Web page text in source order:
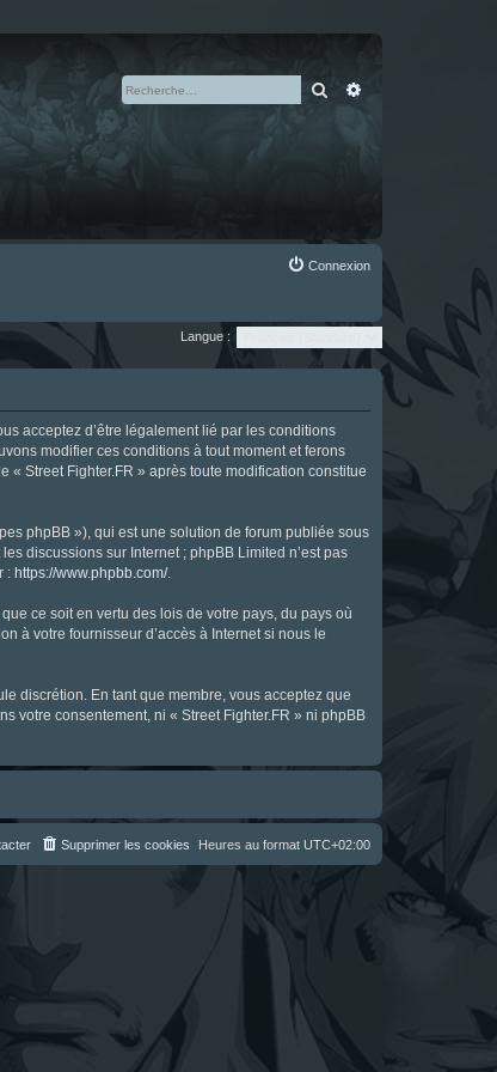
Rechercher
Connexion
Langue :
acceptez d’être légalement lié par les conditions
modifier ces conditions à tout moment et ferons
Street Fighter.FR » après toute modification constitue
phpBB »), qui est une solution de forum publiée sous
discussions sur Internet ; phpBB Limited n’est pas
: https://www.phpbb.com/.
ce soit en vertu des lois de votre pays, du pays où
à votre fournisseur d’accès à Internet si nous le
discrétion. En tant que membre, vous acceptez que
votre consentement, ni « Street Fighter.FR » ni phpBB
Heures au format UTC+02:00
Supprimer les cookies